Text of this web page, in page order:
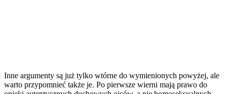
Inne argumenty są już tylko wtórne do wymienionych powyżej, ale
warto przypomnieć także je. Po pierwsze wierni mają prawo do